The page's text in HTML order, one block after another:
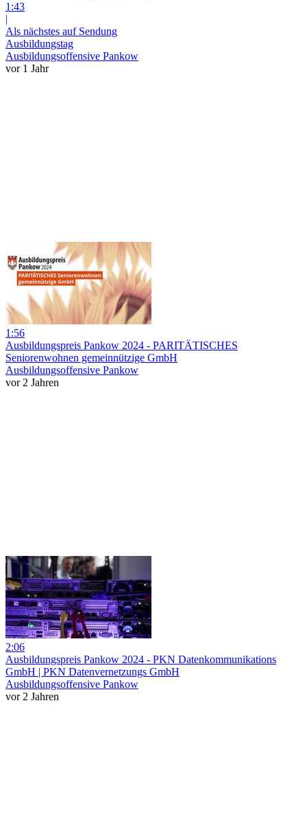
1:43
|
Als nächstes auf Sendung
Ausbildungstag
Ausbildungsoffensive Pankow
vor 1 Jahr
1:56
Ausbildungspreis Pankow 2024 - PARITÄTISCHES
Seniorenwohnen gemeinnützige GmbH
Ausbildungsoffensive Pankow
vor 2 Jahren
2:06
Ausbildungspreis Pankow 2024 - PKN Datenkommunikations
GmbH | PKN Datenvernetzungs GmbH
Ausbildungsoffensive Pankow
vor 2 Jahren